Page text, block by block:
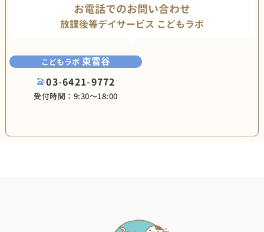
お電話でのお問い合わせ
放課後等デイサービス こどもラボ
こどもラボ 東雪谷
03-6421-9772
受付時間：9:30〜18:00